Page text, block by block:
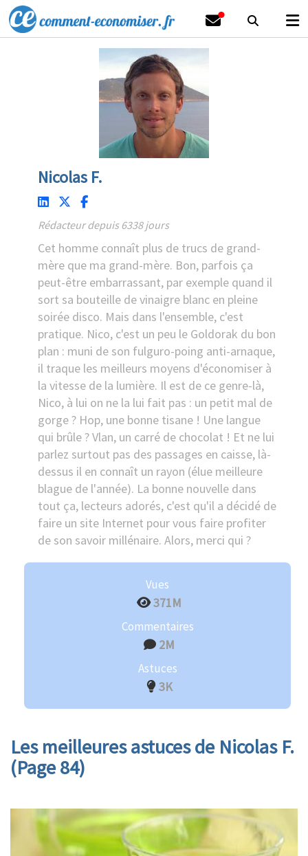
Nicolas F.
Rédacteur depuis 6338 jours
Cet homme connaît plus de trucs de grand-
mère que ma grand-mère. Bon, parfois ça
peut-être embarrassant, par exemple quand il
sort sa bouteille de vinaigre blanc en pleine
soirée disco. Mais dans l'ensemble, c'est
pratique. Nico, c'est un peu le Goldorak du bon
plan : muni de son fulguro-poing anti-arnaque,
il traque les meilleurs moyens d'économiser à
la vitesse de la lumière. Il est de ce genre-là,
Nico, à lui on ne la lui fait pas : un petit mal de
gorge ? Hop, une bonne tisane ! Une langue
qui brûle ? Vlan, un carré de chocolat ! Et ne lui
parlez surtout pas des passages en caisse, là-
dessus il en connaît un rayon (élue meilleure
blague de l'année). La bonne nouvelle dans
tout ça, lecteurs adorés, c'est qu'il a décidé de
faire un site Internet pour vous faire profiter
de son savoir millénaire. Alors, merci qui ?
Vues
371M
Commentaires
2M
Astuces
3K
Les meilleures astuces de Nicolas F.
(Page 84)